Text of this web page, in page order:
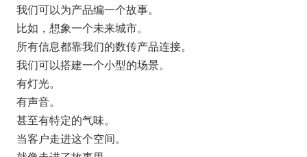
我们可以为产品编一个故事。
比如，想象一个未来城市。
所有信息都靠我们的数传产品连接。
我们可以搭建一个小型的场景。
有灯光。
有声音。
甚至有特定的气味。
当客户走进这个空间。